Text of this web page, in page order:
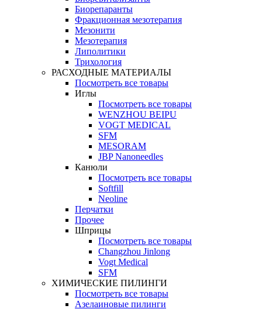
Биорепаранты
Фракционная мезотерапия
Мезонити
Мезотерапия
Липолитики
Трихология
РАСХОДНЫЕ МАТЕРИАЛЫ
Посмотреть все товары
Иглы
Посмотреть все товары
WENZHOU BEIPU
VOGT MEDICAL
SFM
MESORAM
JBP Nanoneedles
Канюли
Посмотреть все товары
Softfill
Neoline
Перчатки
Прочее
Шприцы
Посмотреть все товары
Changzhou Jinlong
Vogt Medical
SFM
ХИМИЧЕСКИЕ ПИЛИНГИ
Посмотреть все товары
Азелаиновые пилинги